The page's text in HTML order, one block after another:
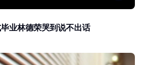
业林德荣哭到说不出话